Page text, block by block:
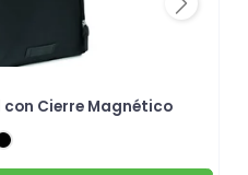
Cierre Magnético
Next